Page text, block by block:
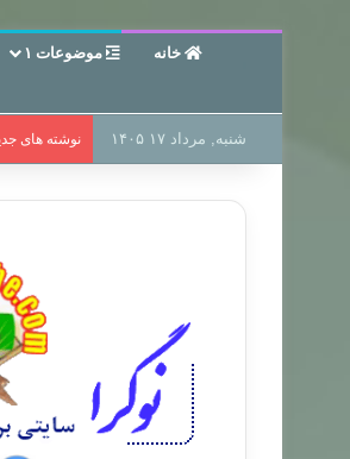
خانه موضوعات ۱
شنبه, مرداد ۱۷ ۱۴۰۵ نوشته های